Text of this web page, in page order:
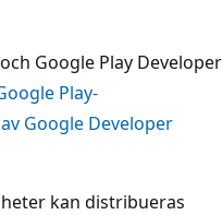
Google Play Developer
Play-
Google Developer
kan distribueras